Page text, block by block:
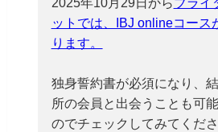
ットでは、IBJ onlineコース
ります。
独身誓約書が必須になり、
所の会員と出会うことも可
のでチェックしてみてくださ